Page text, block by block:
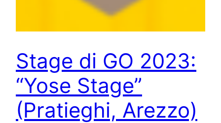
Stage di GO 2023:
“Yose Stage”
(Pratieghi, Arezzo)